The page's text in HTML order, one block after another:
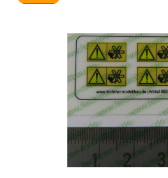
Bildergalerie überspringen